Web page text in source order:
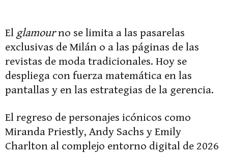
El glamourno se limita a las pasarelas
exclusivas de Milán o a las páginas de las
revistas de moda tradicionales. Hoy se
despliega con fuerza matemática en las
pantallas y en las estrategias de la gerencia.
El regreso de personajes icónicos como
Miranda Priestly, Andy Sachs y Emily
Charlton al complejo entorno digital de 2026